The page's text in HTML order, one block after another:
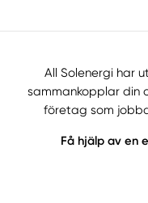
All Solenergi har
sammankopplar din
företag som
Få hjälp av en